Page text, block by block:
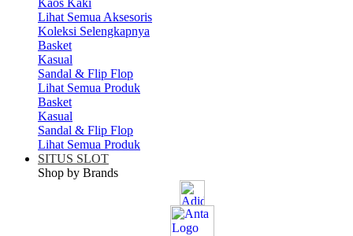
Lihat Semua Aksesoris
Koleksi Selengkapnya
Basket
Kasual
Sandal & Flip Flop
Lihat Semua Produk
Basket
Kasual
Sandal & Flip Flop
Lihat Semua Produk
SITUS SLOT
Shop by Brands